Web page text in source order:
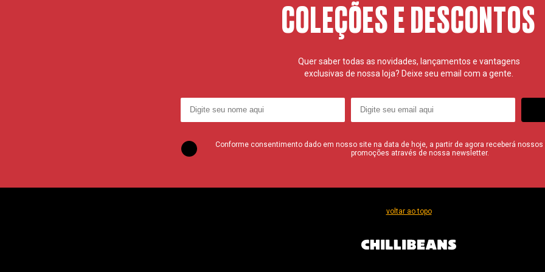
COLEÇÕES E DESCONTOS
Quer saber todas as novidades, lançamentos e vantagens
exclusivas de nossa loja? Deixe seu email com a gente.
Conforme consentimento dado em nosso site na data de hoje, a partir de agora receberá
promoções através de nossa newsletter.
voltar ao topo